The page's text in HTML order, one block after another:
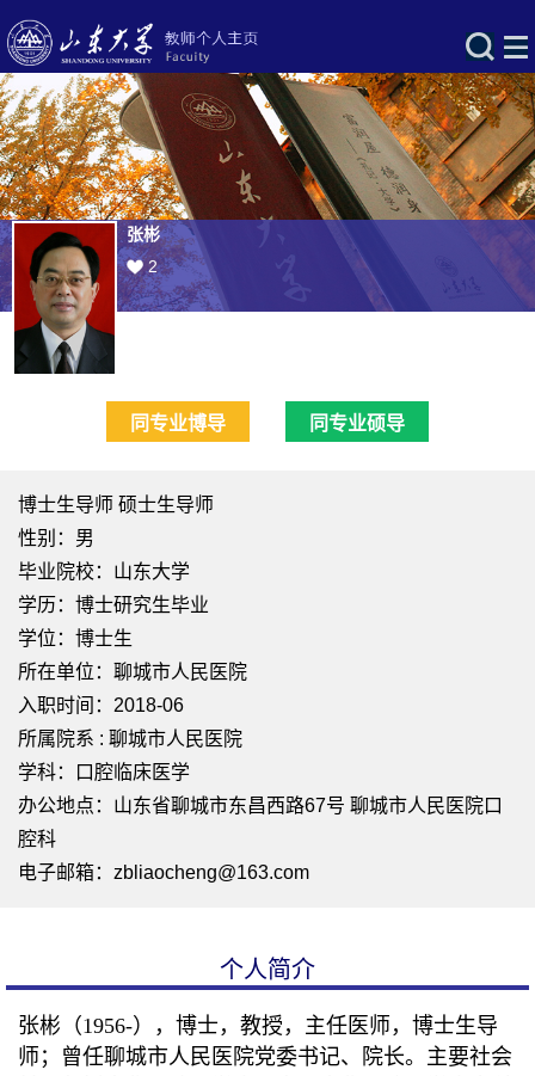
张彬
2
同专业博导 同专业硕导
博士生导师 硕士生导师
性别：男
毕业院校：山东大学
学历：博士研究生毕业
学位：博士生
所在单位：聊城市人民医院
入职时间：2018-06
所属院系 : 聊城市人民医院
学科：口腔临床医学
办公地点：山东省聊城市东昌西路67号 聊城市人民医院口
腔科
电子邮箱： zbliaocheng@163.com
个人简介
张彬（1956-），博士，教授， 主任医师，博士生导
师；曾任聊城市人民医院党委书记、院长。主要社会